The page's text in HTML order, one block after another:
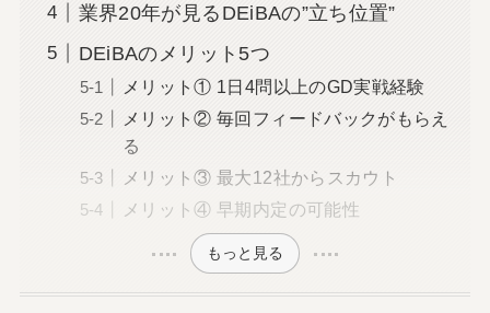
業界20年が見るDEiBAの”立ち位置”
DEiBAのメリット5つ
メリット① 1日4問以上のGD実戦経験
メリット② 毎回フィードバックがもらえ
る
メリット③ 最大12社からスカウト
メリット④ 早期内定の可能性
もっと見る